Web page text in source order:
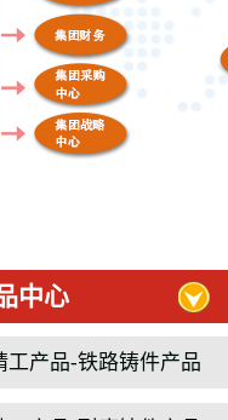
中心
工产品-铁路铸件产品